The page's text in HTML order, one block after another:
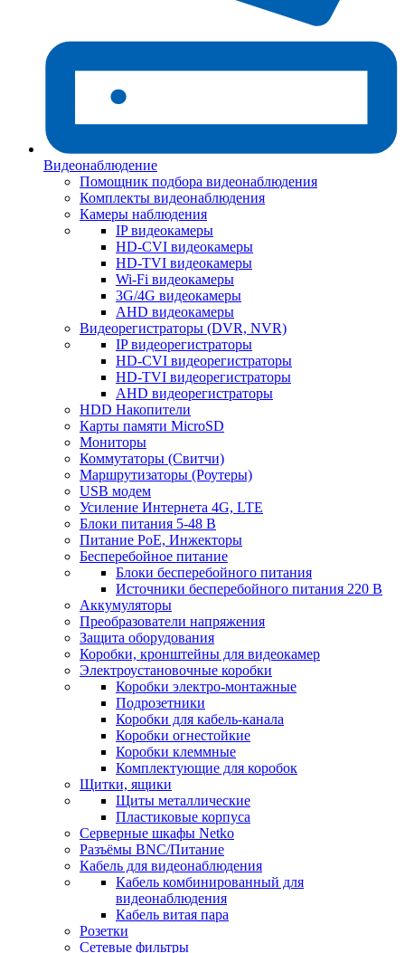
Видеонаблюдение
Помощник подбора видеонаблюдения
Комплекты видеонаблюдения
Камеры наблюдения
IP видеокамеры
HD-CVI видеокамеры
HD-TVI видеокамеры
Wi-Fi видеокамеры
3G/4G видеокамеры
AHD видеокамеры
Видеорегистраторы (DVR, NVR)
IP видеорегистраторы
HD-CVI видеорегистраторы
HD-TVI видеорегистраторы
AHD видеорегистраторы
HDD Накопители
Карты памяти MicroSD
Мониторы
Коммутаторы (Свитчи)
Маршрутизаторы (Роутеры)
USB модем
Усиление Интернета 4G, LTE
Блоки питания 5-48 В
Питание PoE, Инжекторы
Бесперебойное питание
Блоки бесперебойного питания
Источники бесперебойного питания 220 В
Аккумуляторы
Преобразователи напряжения
Защита оборудования
Коробки, кронштейны для видеокамер
Электроустановочные коробки
Коробки электро-монтажные
Подрозетники
Коробки для кабель-канала
Коробки огнестойкие
Коробки клеммные
Комплектующие для коробок
Щитки, ящики
Щиты металлические
Пластиковые корпуса
Серверные шкафы Netko
Разъёмы BNC/Питание
Кабель для видеонаблюдения
Кабель комбинированный для
видеонаблюдения
Кабель витая пара
Розетки
Сетевые фильтры